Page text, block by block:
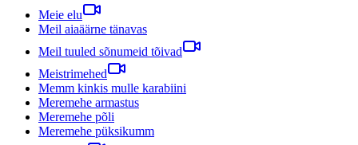
Meie elu
Meil aiaäärne tänavas
Meil tuuled sõnumeid tõivad
Meistrimehed
Memm kinkis mulle karabiini
Meremehe armastus
Meremehe põli
Meremehe püksikumm